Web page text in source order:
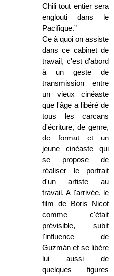
Chili tout entier sera
englouti dans le
Pacifique.”
Ce à quoi on assiste
dans ce cabinet de
travail, c'est d'abord
à un geste de
transmission entre
un vieux cinéaste
que l'âge a libéré de
tous les carcans
d'écriture, de genre,
de format et un
jeune cinéaste qui
se propose de
réaliser le portrait
d'un artiste au
travail. A l'arrivée, le
film de Boris Nicot
comme c'était
prévisible, subit
l'influence de
Guzmán et se libère
lui aussi de
quelques figures